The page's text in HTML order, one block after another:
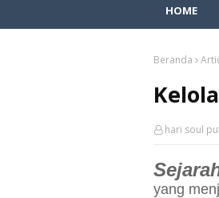
HOME
Beranda
hari soul
yang